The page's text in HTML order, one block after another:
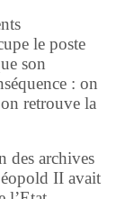
le poste
son
: on
retrouve la
des archives
II avait